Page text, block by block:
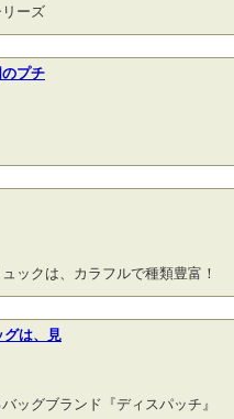
ーズ
プチ
ックは、カラフルで種類豊富！
グは、見
ッグブランド『ディスパッチ』